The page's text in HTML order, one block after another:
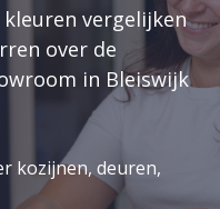
vergelijken
over de
in Bleiswijk
kozijnen, deuren,